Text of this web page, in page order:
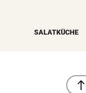
SALATKÜCHE
north